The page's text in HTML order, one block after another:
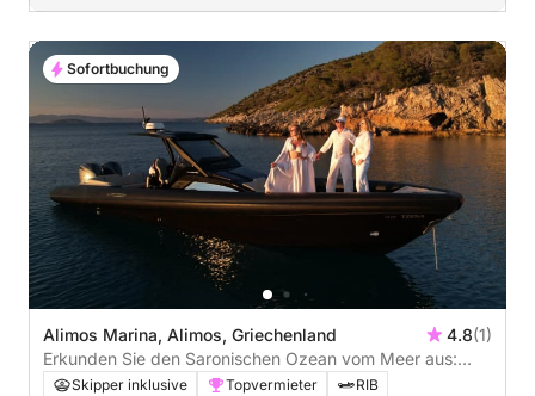
Alimos Marina, Alimos, Griechenland 4.8(1)
Erkunden Sie den Saronischen Ozean vom Meer aus:
Zwischenstopp auf Ägina und einer versteckten Insel
Skipper inklusive Topvermieter
RIB
Sofortbuchung